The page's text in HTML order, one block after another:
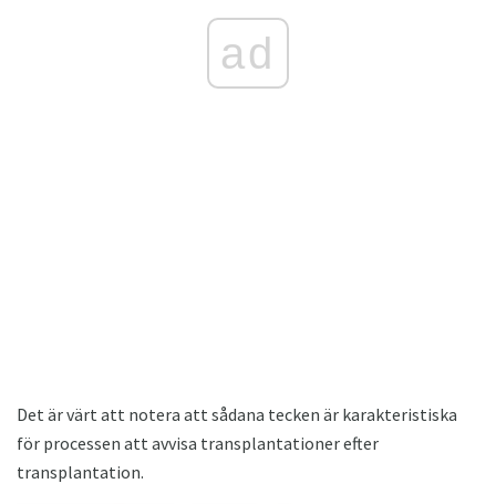
ad
Det är värt att notera att sådana tecken är karakteristiska
för processen att avvisa transplantationer efter
transplantation.